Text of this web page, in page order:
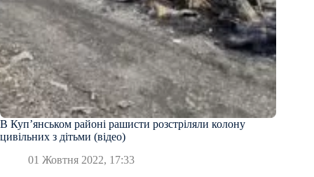
В Куп’янськом районі рашисти розстріляли колону
цивільних з дітьми (відео)
01 Жовтня 2022, 17:33